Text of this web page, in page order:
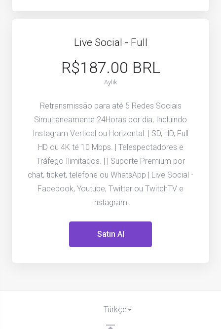
Live Social - Full
R$187.00 BRL
Aylık
Retransmissão para até 5 Redes Sociais
Simultaneamente 24Horas por dia, Incluindo
Instagram Vertical ou Horizontal. | SD, HD, Full
HD ou 4K té 10 Mbps. | Telespectadores e
Tráfego Ilimitados. | | Suporte Premium por
chat, ticket, telefone ou WhatsApp | Live Social -
Facebook, Youtube, Twitter ou TwitchTV e
Instagram.
Satın Al
Türkçe